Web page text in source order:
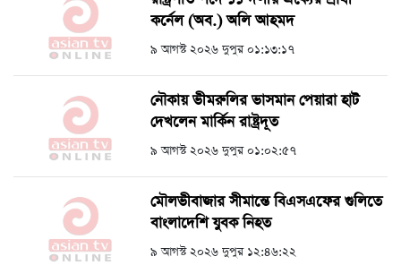
কর্নেল (অব.) অলি আহমদ
৯ আগস্ট ২০২৬ দুপুর ০১:১৩:১৭
নৌকায় ভীমরুলির ভাসমান পেয়ারা হাট
দেখলেন মার্কিন রাষ্ট্রদূত
৯ আগস্ট ২০২৬ দুপুর ০১:০২:৫৭
মৌলভীবাজার সীমান্তে বিএসএফের গুলিতে
বাংলাদেশি যুবক নিহত
৯ আগস্ট ২০২৬ দুপুর ১২:৪৬:২২